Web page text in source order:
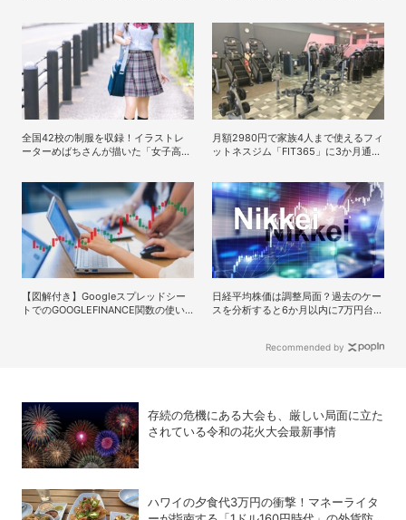
全国42校の制服を収録！イラストレ
ーターめばちさんが描いた「女子高生
月額2980円で家族4人まで使えるフィ
ットネスジム「FIT365」に3か月通っ
【図解付き】Googleスプレッドシー
トでのGOOGLEFINANCE関数の使い
日経平均株価は調整局面？過去のケー
スを分析すると6か月以内に7万円台を
Recommended by
存続の危機にある大会も、厳しい局面に立た
されている令和の花火大会最新事情
ハワイの夕食代3万円の衝撃！マネーライタ